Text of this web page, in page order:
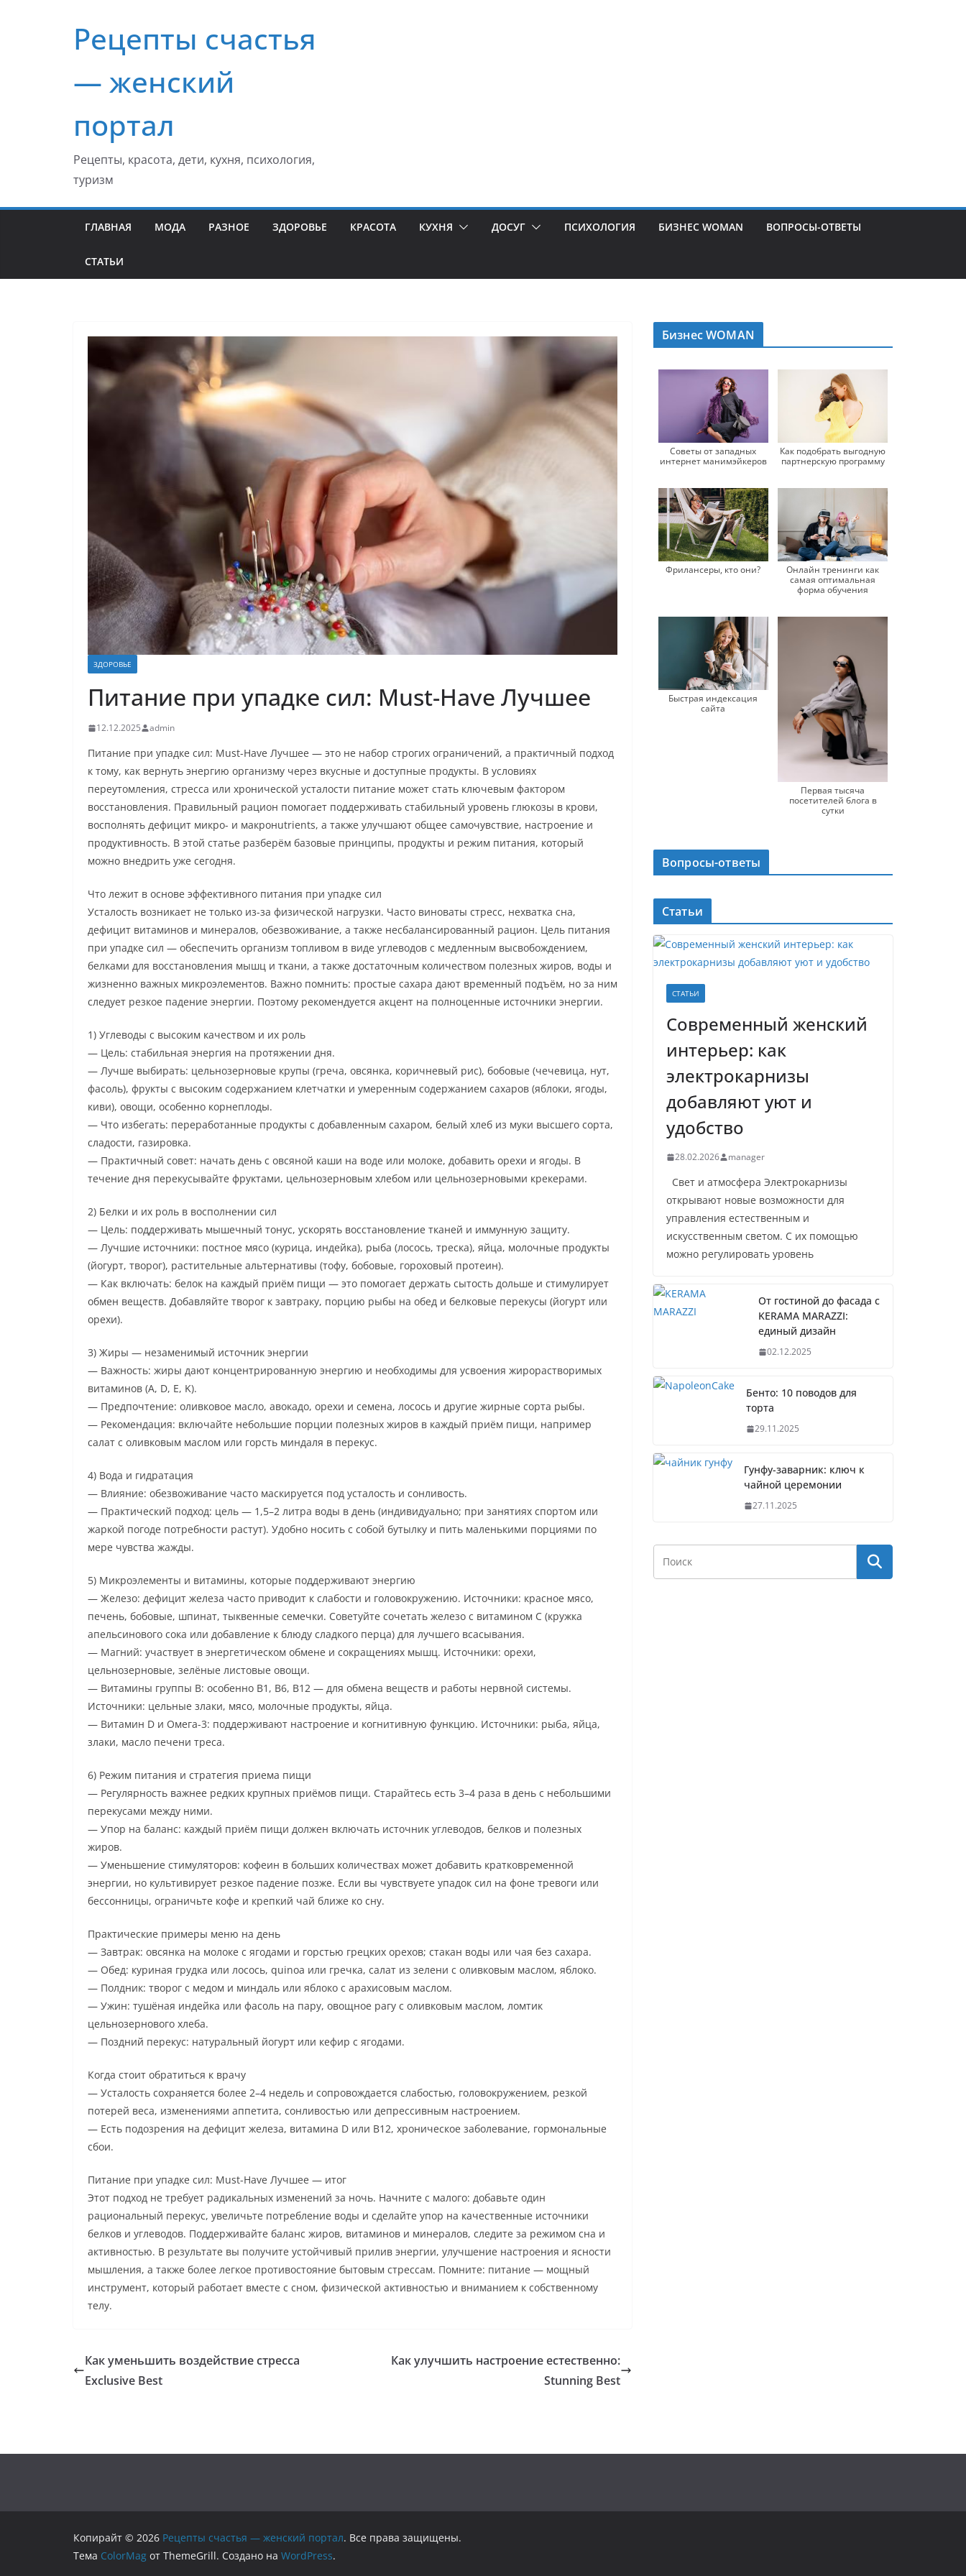
содержимомуРецепты счастья
— женский
портал
Рецепты, красота, дети, кухня, психология,
туризм
ГЛАВНАЯ МОДА РАЗНОЕ ЗДОРОВЬЕ КРАСОТА КУХНЯ ДОСУГ ПСИХОЛОГИЯ БИЗНЕС WOMAN ВОПРОСЫ-ОТВЕТЫ
СТАТЬИ
ЗДОРОВЬЕ
Питание при упадке сил: Must-Have Лучшее
12.12.2025 admin
Питание при упадке сил: Must-Have Лучшее — это не набор строгих ограничений, а практичный подход
к тому, как вернуть энергию организму через вкусные и доступные продукты. В условиях
переутомления, стресса или хронической усталости питание может стать ключевым фактором
восстановления. Правильный рацион помогает поддерживать стабильный уровень глюкозы в крови,
восполнять дефицит микро- и макронutrients, а также улучшают общее самочувствие, настроение и
продуктивность. В этой статье разберём базовые принципы, продукты и режим питания, который
можно внедрить уже сегодня.
Что лежит в основе эффективного питания при упадке сил
Усталость возникает не только из-за физической нагрузки. Часто виноваты стресс, нехватка сна,
дефицит витаминов и минералов, обезвоживание, а также несбалансированный рацион. Цель питания
при упадке сил — обеспечить организм топливом в виде углеводов с медленным высвобождением,
белками для восстановления мышц и ткани, а также достаточным количеством полезных жиров, воды и
жизненно важных микроэлементов. Важно помнить: простые сахара дают временный подъём, но за ним
следует резкое падение энергии. Поэтому рекомендуется акцент на полноценные источники энергии.
1) Углеводы с высоким качеством и их роль
— Цель: стабильная энергия на протяжении дня.
— Лучше выбирать: цельнозерновые крупы (греча, овсянка, коричневый рис), бобовые (чечевица, нут,
фасоль), фрукты с высоким содержанием клетчатки и умеренным содержанием сахаров (яблоки, ягоды,
киви), овощи, особенно корнеплоды.
— Что избегать: переработанные продукты с добавленным сахаром, белый хлеб из муки высшего сорта,
сладости, газировка.
— Практичный совет: начать день с овсяной каши на воде или молоке, добавить орехи и ягоды. В
течение дня перекусывайте фруктами, цельнозерновым хлебом или цельнозерновыми крекерами.
2) Белки и их роль в восполнении сил
— Цель: поддерживать мышечный тонус, ускорять восстановление тканей и иммунную защиту.
— Лучшие источники: постное мясо (курица, индейка), рыба (лосось, треска), яйца, молочные продукты
(йогурт, творог), растительные альтернативы (тофу, бобовые, гороховый протеин).
— Как включать: белок на каждый приём пищи — это помогает держать сытость дольше и стимулирует
обмен веществ. Добавляйте творог к завтраку, порцию рыбы на обед и белковые перекусы (йогурт или
орехи).
3) Жиры — незаменимый источник энергии
— Важность: жиры дают концентрированную энергию и необходимы для усвоения жирорастворимых
витаминов (A, D, E, K).
— Предпочтение: оливковое масло, авокадо, орехи и семена, лосось и другие жирные сорта рыбы.
— Рекомендация: включайте небольшие порции полезных жиров в каждый приём пищи, например
салат с оливковым маслом или горсть миндаля в перекус.
4) Вода и гидратация
— Влияние: обезвоживание часто маскируется под усталость и сонливость.
— Практический подход: цель — 1,5–2 литра воды в день (индивидуально; при занятиях спортом или
жаркой погоде потребности растут). Удобно носить с собой бутылку и пить маленькими порциями по
мере чувства жажды.
5) Микроэлементы и витамины, которые поддерживают энергию
— Железо: дефицит железа часто приводит к слабости и головокружению. Источники: красное мясо,
печень, бобовые, шпинат, тыквенные семечки. Советуйте сочетать железо с витамином C (кружка
апельсинового сока или добавление к блюду сладкого перца) для лучшего всасывания.
— Магний: участвует в энергетическом обмене и сокращениях мышц. Источники: орехи,
цельнозерновые, зелёные листовые овощи.
— Витамины группы B: особенно B1, B6, B12 — для обмена веществ и работы нервной системы.
Источники: цельные злаки, мясо, молочные продукты, яйца.
— Витамин D и Омега-3: поддерживают настроение и когнитивную функцию. Источники: рыба, яйца,
злаки, масло печени треса.
6) Режим питания и стратегия приема пищи
— Регулярность важнее редких крупных приёмов пищи. Старайтесь есть 3–4 раза в день с небольшими
перекусами между ними.
— Упор на баланс: каждый приём пищи должен включать источник углеводов, белков и полезных
жиров.
— Уменьшение стимуляторов: кофеин в больших количествах может добавить кратковременной
энергии, но культивирует резкое падение позже. Если вы чувствуете упадок сил на фоне тревоги или
бессонницы, ограничьте кофе и крепкий чай ближе ко сну.
Практические примеры меню на день
— Завтрак: овсянка на молоке с ягодами и горстью грецких орехов; стакан воды или чая без сахара.
— Обед: куриная грудка или лосось, quinoa или гречка, салат из зелени с оливковым маслом, яблоко.
— Полдник: творог с медом и миндаль или яблоко с арахисовым маслом.
— Ужин: тушёная индейка или фасоль на пару, овощное рагу с оливковым маслом, ломтик
цельнозернового хлеба.
— Поздний перекус: натуральный йогурт или кефир с ягодами.
Когда стоит обратиться к врачу
— Усталость сохраняется более 2–4 недель и сопровождается слабостью, головокружением, резкой
потерей веса, изменениями аппетита, сонливостью или депрессивным настроением.
— Есть подозрения на дефицит железа, витамина D или B12, хроническое заболевание, гормональные
сбои.
Питание при упадке сил: Must-Have Лучшее — итог
Этот подход не требует радикальных изменений за ночь. Начните с малого: добавьте один
рациональный перекус, увеличьте потребление воды и сделайте упор на качественные источники
белков и углеводов. Поддерживайте баланс жиров, витаминов и минералов, следите за режимом сна и
активностью. В результате вы получите устойчивый прилив энергии, улучшение настроения и ясности
мышления, а также более легкое противостояние бытовым стрессам. Помните: питание — мощный
инструмент, который работает вместе с сном, физической активностью и вниманием к собственному
телу.
Как уменьшить воздействие стресса
Exclusive Best
Как улучшить настроение естественно:
Stunning Best
Бизнес WOMAN
Советы от западных
интернет манимэйкеров
Как подобрать выгодную
партнерскую программу
Фрилансеры, кто они?
Онлайн тренинги как
самая оптимальная
форма обучения
Быстрая индексация
сайта
Первая тысяча
посетителей блога в
сутки
Вопросы-ответы
Статьи
СТАТЬИ
Современный женский
интерьер: как
электрокарнизы
добавляют уют и
удобство
28.02.2026 manager
Свет и атмосфера Электрокарнизы
открывают новые возможности для
управления естественным и
искусственным светом. С их помощью
можно регулировать уровень
От гостиной до фасада с
KERAMA MARAZZI:
единый дизайн
02.12.2025
Бенто: 10 поводов для
торта
29.11.2025
Гунфу-заварник: ключ к
чайной церемонии
27.11.2025
Копирайт © 2026 Рецепты счастья — женский портал. Все права защищены.
Тема ColorMag от ThemeGrill. Создано на WordPress.